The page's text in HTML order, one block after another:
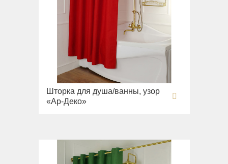
Шторка для душа/ванны, узор
«Ар-Деко»